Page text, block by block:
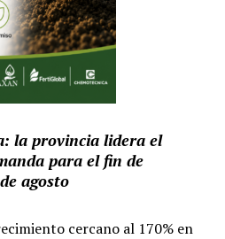
la provincia lidera el
para el fin de
agosto
cercano al 170% en